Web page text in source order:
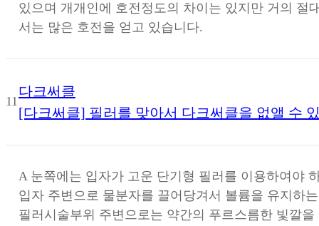
있으며 개개인에 호전정도의 차이는 있지만 거의 절
서는 많은 호전을 얻고 있습니다.
11
다크써클
[다크써클] 필러를 맞아서 다크써클을 없앨 수
A눈쪽에는 입자가 고운 단기형 필러를 이용하여야
입자 주변으로 물분자를 끌어당겨서 볼륨을 유지하
필러시술부위 주변으로는 약간의 푸르스름한 빛깔